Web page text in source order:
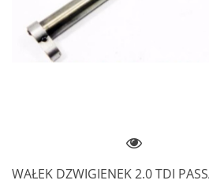
WAŁEK DZWIGIENEK 2.0 TDI